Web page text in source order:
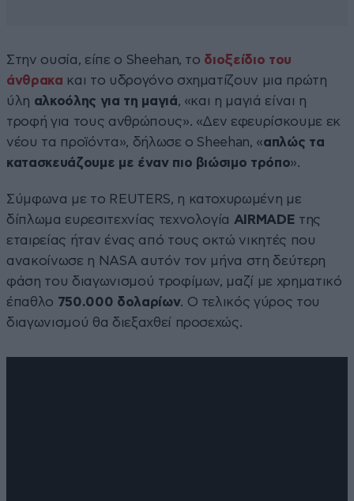
Στην ουσία, είπε ο Sheehan, το διοξείδιο του
άνθρακα και το υδρογόνο σχηματίζουν μια πρώτη
ύλη αλκοόλης για τη μαγιά, «και η μαγιά είναι η
τροφή για τους ανθρώπους». «Δεν εφευρίσκουμε εκ
νέου τα προϊόντα», δήλωσε ο Sheehan, «απλώς τα
κατασκευάζουμε με έναν πιο βιώσιμο τρόπο».
Σύμφωνα με το REUTERS, η κατοχυρωμένη με
δίπλωμα ευρεσιτεχνίας τεχνολογία AIRMADE της
εταιρείας ήταν ένας από τους οκτώ νικητές που
ανακοίνωσε η NASA αυτόν τον μήνα στη δεύτερη
φάση του διαγωνισμού τροφίμων, μαζί με χρηματικό
έπαθλο 750.000 δολαρίων. Ο τελικός γύρος του
διαγωνισμού θα διεξαχθεί προσεχώς.